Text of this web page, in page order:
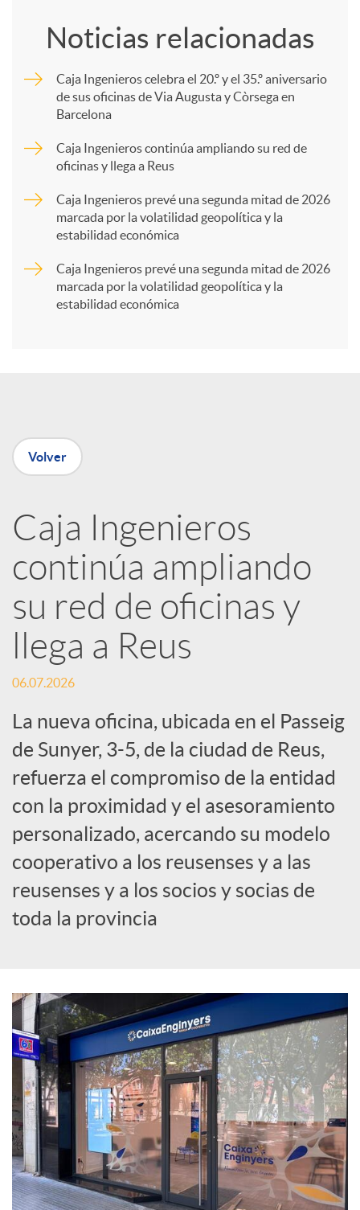
t
n
R
e
d
e
s
S
o
c
i
a
l
e
s
Noticias relacionadas
Caja Ingenieros celebra el 20.º y el 35.º aniversario
de sus oficinas de Via Augusta y Còrsega en
Barcelona
Caja Ingenieros continúa ampliando su red de
oficinas y llega a Reus
Caja Ingenieros prevé una segunda mitad de 2026
marcada por la volatilidad geopolítica y la
estabilidad económica
Caja Ingenieros prevé una segunda mitad de 2026
marcada por la volatilidad geopolítica y la
estabilidad económica
Volver
Caja Ingenieros
continúa ampliando
su red de oficinas y
llega a Reus
06.07.2026
La nueva oficina, ubicada en el Passeig
de Sunyer, 3-5, de la ciudad de Reus,
refuerza el compromiso de la entidad
con la proximidad y el asesoramiento
personalizado, acercando su modelo
cooperativo a los reusenses y a las
reusenses y a los socios y socias de
toda la provincia